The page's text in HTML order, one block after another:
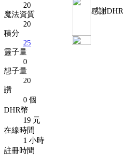
20
魔法資質
20
積分
25
靈子量
0
想子量
20
讚
0 個
DHR幣
19 元
在線時間
1 小時
註冊時間
感謝